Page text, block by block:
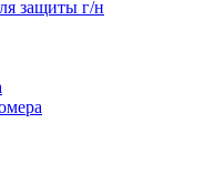
защиты г/н